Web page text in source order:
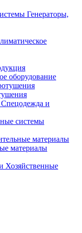
Генераторы,
оборудование
Спецодежда и
системы
материалы
материалы
Хозяйственные